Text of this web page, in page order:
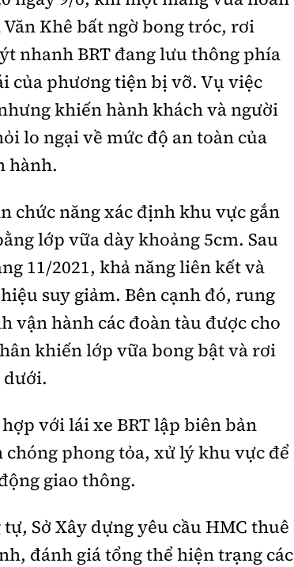
Khê bất ngờ bong tróc, rơi
nhanh BRT đang lưu thông phía
của phương tiện bị vỡ. Vụ việc
khiến hành khách và người
lo ngại về mức độ an toàn của
hành.
chức năng xác định khu vực gắn
lớp vữa dày khoảng 5cm. Sau
11/2021, khả năng liên kết và
suy giảm. Bên cạnh đó, rung
vận hành các đoàn tàu được cho
khiến lớp vữa bong bật và rơi
dưới.
với lái xe BRT lập biên bản
phong tỏa, xử lý khu vực để
giao thông.
Sở Xây dựng yêu cầu HMC thuê
đánh giá tổng thể hiện trạng các